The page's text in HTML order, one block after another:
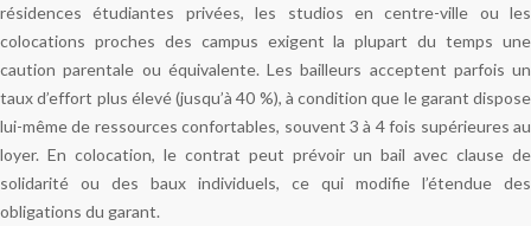
résidences étudiantes privées, les studios en centre-ville ou les
colocations proches des campus exigent la plupart du temps une
caution parentale ou équivalente. Les bailleurs acceptent parfois un
taux d’effort plus élevé (jusqu’à 40 %), à condition que le garant dispose
lui-même de ressources confortables, souvent 3 à 4 fois supérieures au
loyer. En colocation, le contrat peut prévoir un bail avec clause de
solidarité ou des baux individuels, ce qui modifie l’étendue des
obligations du garant.